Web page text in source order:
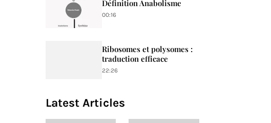
Définition Anabolisme
00:16
Ribosomes et polysomes :
traduction efficace
22:26
Latest Articles